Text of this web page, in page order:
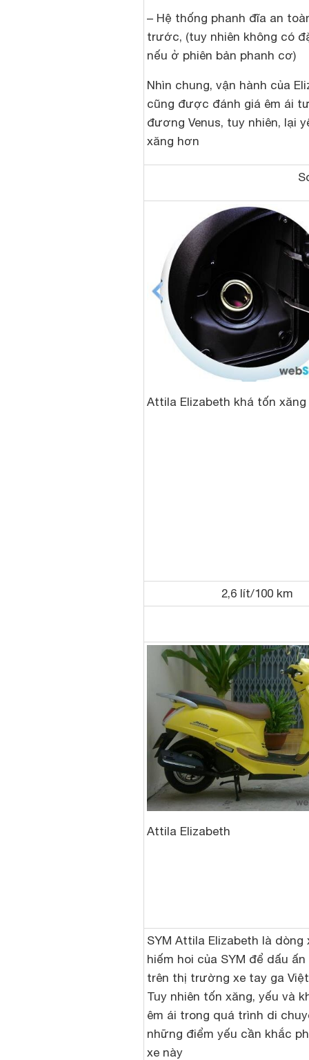
– Hệ thống phanh đĩa an
trước, (tuy nhiên không có
nếu ở phiên bản phanh cơ)
Nhìn chung, vận hành của
cũng được đánh giá êm ái
đương Venus, tuy nhiên, lại
xăng hơn
Attila Elizabeth khá tốn xăng
2,6 lít/100 km
Attila Elizabeth
SYM Attila Elizabeth là dòng
hiếm hoi của SYM để dấu
trên thị trường xe tay ga
Tuy nhiên tốn xăng, yếu và
êm ái trong quá trình di
những điểm yếu cần khắc
xe này